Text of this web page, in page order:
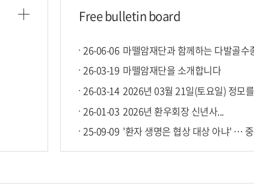
Free bulletin board
26-06-06
26-03-19 마뗄암재단을 소개합니다
26-03-14
26-01-03 2026년 환우회장 신년사...
25-09-09